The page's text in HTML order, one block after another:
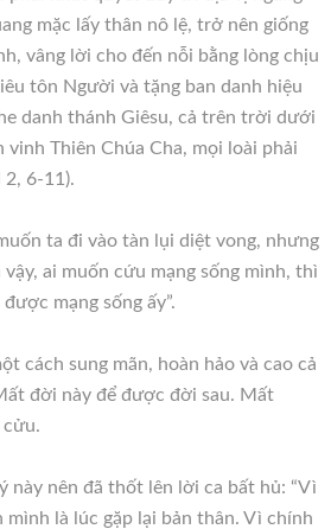
mặc lấy thân nô lệ, trở nên giống
vâng lời cho đến nỗi bằng lòng chịu
tôn Người và tặng ban danh hiệu
danh thánh Giêsu, cả trên trời dưới
Thiên Chúa Cha, mọi loài phải
2, 6-11).
ta đi vào tàn lụi diệt vong, nhưng
ai muốn cứu mạng sống mình, thì
mạng sống ấy”.
cách sung mãn, hoàn hảo và cao cả
đời này để được đời sau. Mất
này nên đã thốt lên lời ca bất hủ: “Vì
là lúc gặp lại bản thân. Vì chính